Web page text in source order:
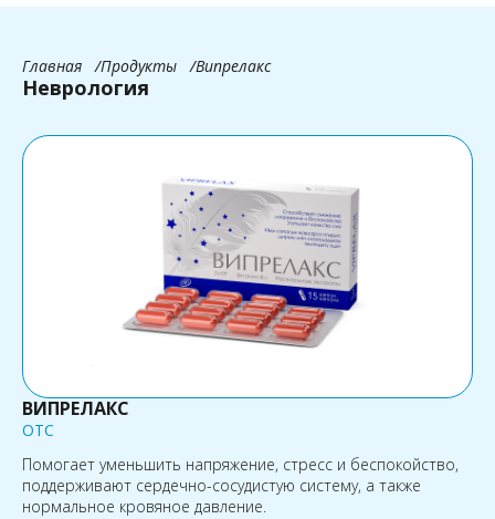
Неврология
Главная Продукты Випрелакс
ВИПРЕЛАКС
OTC
Помогает уменьшить напряжение, стресс и беспокойство,
поддерживают сердечно-сосудистую систему, а также
нормальное кровяное давление.